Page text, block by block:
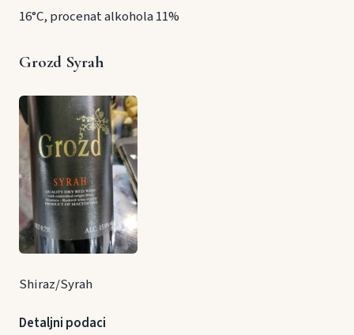
16°C, procenat alkohola 11%
Grozd Syrah
Shiraz/Syrah
Detaljni podaci